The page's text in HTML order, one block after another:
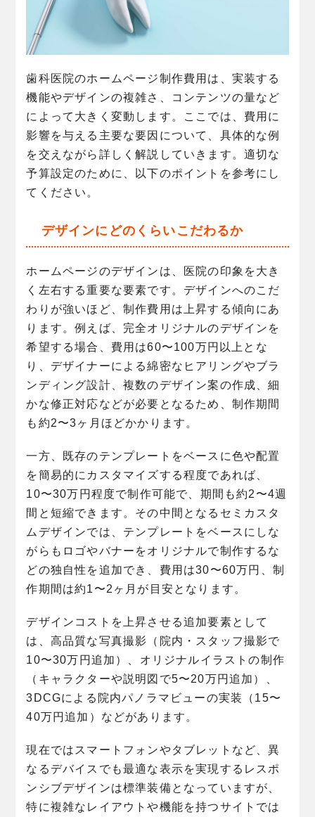
歯科医院のホームページ制作費用は、実装する
機能やデザインの複雑さ、コンテンツの量など
によって大きく変動します。ここでは、費用に
影響を与える主要な要因について、具体的な例
を交えながら詳しく解説していきます。適切な
予算設定のために、以下のポイントを参考にし
てください。
デザインにどのくらいこだわるか
ホームページのデザインは、医院の印象を大き
く左右する重要な要素です。デザインへのこだ
わりが強いほど、制作費用は上昇する傾向にあ
ります。例えば、完全オリジナルのデザインを
希望する場合、費用は60〜100万円以上とな
り、デザイナーによる綿密なヒアリングやブラ
ンディング設計、複数のデザイン案の作成、細
かな修正対応などが必要となるため、制作期間
も約2〜3ヶ月ほどかかります。
一方、既存のテンプレートをベースに色や配置
を簡易的にカスタマイズする程度であれば、
10〜30万円程度で制作可能で、期間も約2〜4週
間と短縮できます。その中間となるセミカスタ
ムデザインでは、テンプレートをベースにしな
がらもロゴやバナーをオリジナルで制作するな
どの独自性を追加でき、費用は30〜60万円、制
作期間は約1〜2ヶ月が目安となります。
デザインコストを上昇させる追加要素として
は、高品質な写真撮影（院内・スタッフ撮影で
10〜30万円追加）、オリジナルイラストの制作
（キャラクターや説明図で5〜20万円追加）、
3DCGによる院内パノラマビューの実装（15〜
40万円追加）などがあります。
現在ではスマートフォンやタブレットなど、異
なるデバイスでも最適な表示を実現するレスポ
ンシブデザインは標準装備となっていますが、
特に複雑なレイアウトや機能を持つサイトでは